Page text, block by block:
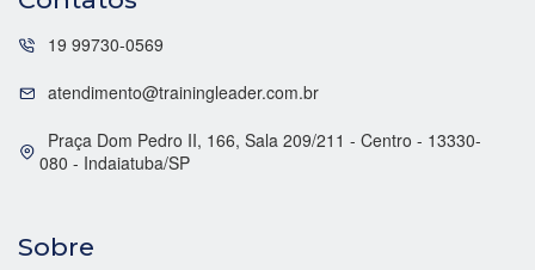
19 99730-0569
atendimento@trainingleader.com.br
Praça Dom Pedro II, 166, Sala 209/211 - Centro - 13330-
080 - Indaiatuba/SP
Sobre